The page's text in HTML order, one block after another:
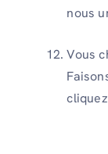
nous
Vous